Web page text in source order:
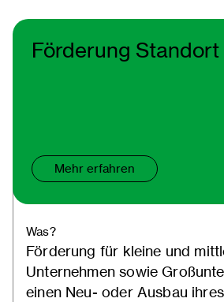
Förderung Standort
Mehr erfahren
Was?
Förderung für kleine und
Unternehmen sowie
einen Neu- oder Ausbau ihres